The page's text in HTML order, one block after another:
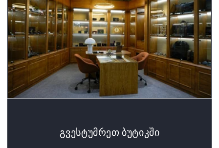
გვესტუმრეთ ბუტიკში